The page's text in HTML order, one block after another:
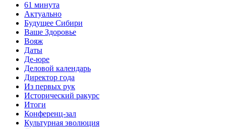
61 минута
Актуально
Будущее Сибири
Ваше Здоровье
Вояж
Даты
Де-юре
Деловой календарь
Директор года
Из первых рук
Исторический ракурс
Итоги
Конференц-зал
Культурная эволюция